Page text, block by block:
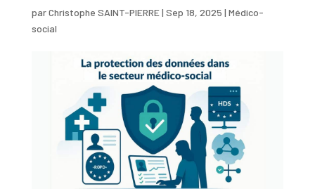
parChristophe SAINT-PIERRE| Sep 18, 2025 | Médico-
social